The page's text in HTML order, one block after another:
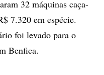
32 máquinas caça-
7.320 em espécie.
foi levado para o
Benfica.